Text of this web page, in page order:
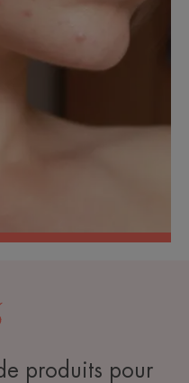
produits pour